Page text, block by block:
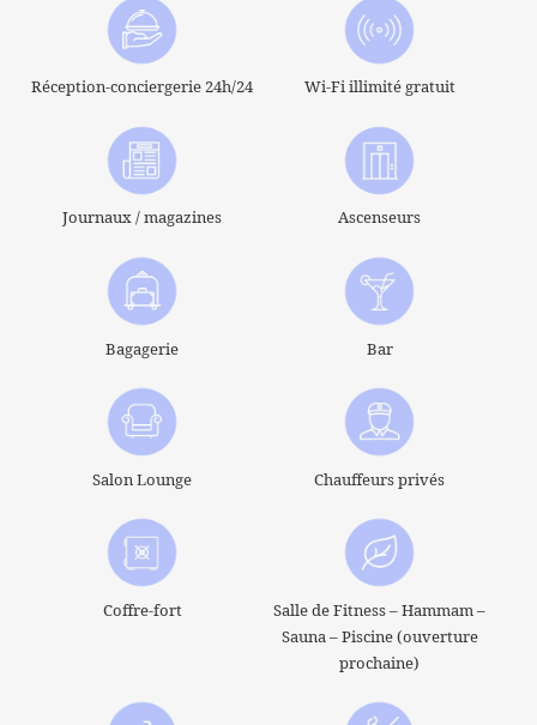
Réception-conciergerie 24h/24 Wi-Fi illimité gratuit
Journaux / magazines Ascenseurs
Bagagerie Bar
Salon Lounge Chauffeurs privés
Coffre-fort
Salle de Fitness – Hammam –
Sauna – Piscine (ouverture
prochaine)
SERVICES